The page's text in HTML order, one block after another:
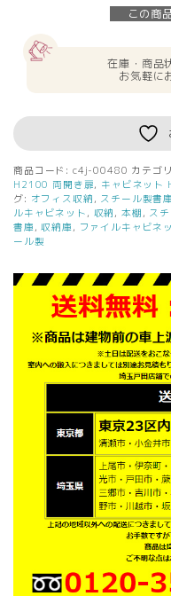
この商
在庫・商品
お気軽に
商品コード: c4j-00480 カテゴ
H2100 両開き扉, キャビネット
グ: オフィス収納 , スチール製書庫
ルキャビネット , 収納 , 本棚 , ス
書庫 ,収納庫 , ファイルキャビネ
ール製